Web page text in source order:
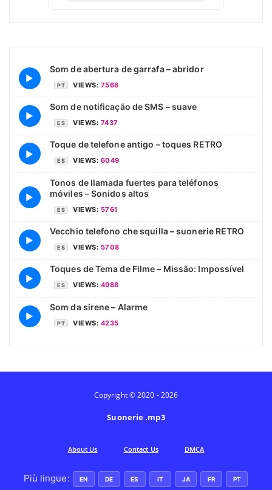
▶
Som de abertura de garrafa – abridor
PT VIEWS: 7568
▶
Som de notificação de SMS – suave
ES VIEWS: 7437
▶
Toque de telefone antigo – toques RETRO
ES VIEWS: 6049
▶
Tonos de llamada fuertes para teléfonos
móviles – Sonidos altos
ES VIEWS: 5761
▶
Vecchio telefono che squilla – suonerie RETRO
ES VIEWS: 5708
▶
Toques de Tema de Filme – Missão: Impossível
ES VIEWS: 4988
▶
Som da sirene – Alarme
PT VIEWS: 4235
Copyright © 2020 - 2026
Suonerie .mp3
Аbout Us Contact Us DMCA
Più lingue: EN DE ES IT JA FR PT